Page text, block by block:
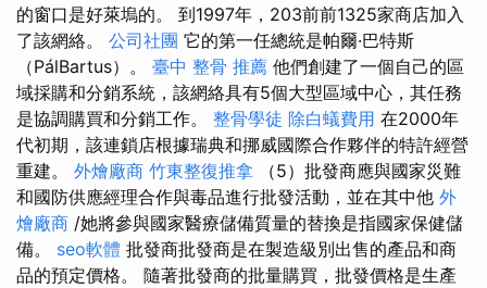
的窗口是好萊塢的。 到1997年，203前前1325家商店加入
了該網絡。 公司社團 它的第一任總統是帕爾·巴特斯
（PálBartus）。 臺中 整骨 推薦 他們創建了一個自己的區
域採購和分銷系統，該網絡具有5個大型區域中心，其任務
是協調購買和分銷工作。 整骨學徒 除白蟻費用 在2000年
代初期，該連鎖店根據瑞典和挪威國際合作夥伴的特許經營
重建。 外燴廠商 竹東整復推拿 （5）批發商應與國家災難
和國防供應經理合作與毒品進行批發活動，並在其中他 外
燴廠商 /她將參與國家醫療儲備質量的替換是指國家保健儲
備。 seo軟體 批發商批發商是在製造級別出售的產品和商
品的預定價格。 隨著批發商的批量購買，批發價格是生產